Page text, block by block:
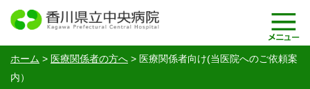
ホーム > 医療関係者の方へ > 医療関係者向け(当医院へのご依頼案
内）